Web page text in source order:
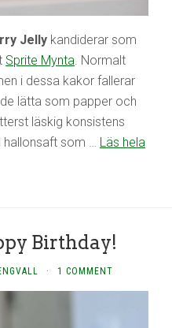
Jelly kandiderar som
Sprite Mynta. Normalt
i dessa kakor fallerar
lätta som papper och
läskig konsistens
hallonsaft som … Läs hela
Birthday!
· 1 COMMENT